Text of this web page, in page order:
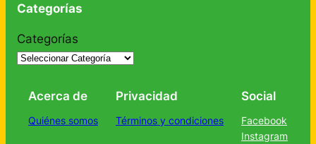
Categorías
Categorías
Acerca de
Quiénes somos
Privacidad
Términos y condiciones
Social
Facebook
Instagram